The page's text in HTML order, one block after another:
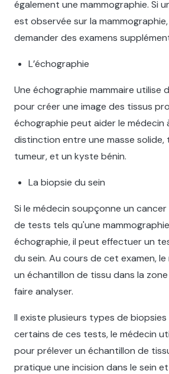
également une mammographie. Si
est observée sur la
demander des examens
L’échographie
Une échographie mammaire utilise
pour créer une image des tissus
échographie peut aider le médecin
distinction entre une masse solide,
tumeur, et un kyste bénin.
La biopsie du sein
Si le médecin soupçonne un
de tests tels qu'une
échographie, il peut effectuer un
du sein. Au cours de cet examen,
un échantillon de tissu dans la
faire analyser.
Il existe plusieurs types de biopsies
certains de ces tests, le médecin
pour prélever un échantillon de
pratique une incision dans le sein